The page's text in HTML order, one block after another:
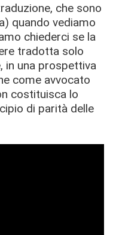
che sono
quando vediamo
chiederci se la
tradotta solo
in una prospettiva
come avvocato
costituisca lo
di parità delle